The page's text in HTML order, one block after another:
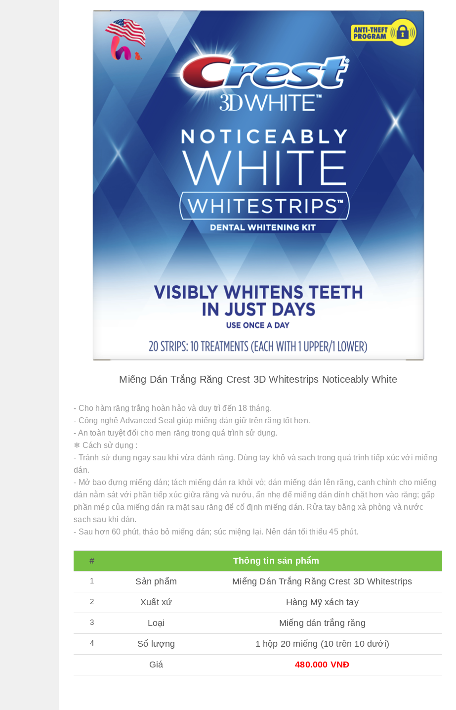
Miếng Dán Trắng Răng Crest 3D Whitestrips Noticeably White
- Cho hàm răng trắng hoàn hảo và duy trì đến 18 tháng.
- Công nghệ Advanced Seal giúp miếng dán giữ trên răng tốt hơn.
- An toàn tuyệt đối cho men răng trong quá trình sử dụng.
❄ Cách sử dụng :
- Tránh sử dụng ngay sau khi vừa đánh răng. Dùng tay khô và sạch trong quá trình tiếp xúc với miếng
dán.
- Mở bao đựng miếng dán; tách miếng dán ra khỏi vỏ; dán miếng dán lên răng, canh chỉnh cho miếng
dán nằm sát với phần tiếp xúc giữa răng và nướu, ấn nhẹ để miếng dán dính chặt hơn vào răng; gấp
phần mép của miếng dán ra mặt sau răng để cố định miếng dán. Rửa tay bằng xà phòng và nước
sạch sau khi dán.
- Sau hơn 60 phút, tháo bỏ miếng dán; súc miệng lại. Nên dán tối thiểu 45 phút.
# Thông tin sản phẩm
1 Sản phẩm Miếng Dán Trắng Răng Crest 3D Whitestrips
2 Xuất xứ Hàng Mỹ xách tay
3 Loại Miếng dán trắng răng
4 Số lượng 1 hộp 20 miếng (10 trên 10 dưới)
Giá 480.000 VNĐ